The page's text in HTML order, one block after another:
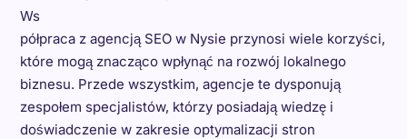
Ws
półpraca z agencją SEO w Nysie przynosi wiele korzyści,
które mogą znacząco wpłynąć na rozwój lokalnego
biznesu. Przede wszystkim, agencje te dysponują
zespołem specjalistów, którzy posiadają wiedzę i
doświadczenie w zakresie optymalizacji stron